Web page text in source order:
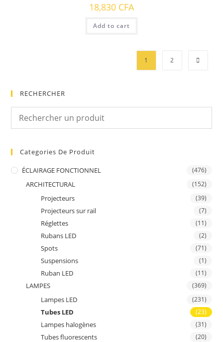
18,830 CFA
Add to cart
1 2
RECHERCHER
Categories De Produit
ÉCLAIRAGE FONCTIONNEL (476)
ARCHITECTURAL (152)
Projecteurs (39)
Projecteurs sur rail (7)
Réglettes (11)
Rubans LED (2)
Spots (71)
Suspensions (1)
Ruban LED (11)
LAMPES (369)
Lampes LED (231)
Tubes LED (23)
Lampes halogènes (31)
Tubes fluorescents (20)